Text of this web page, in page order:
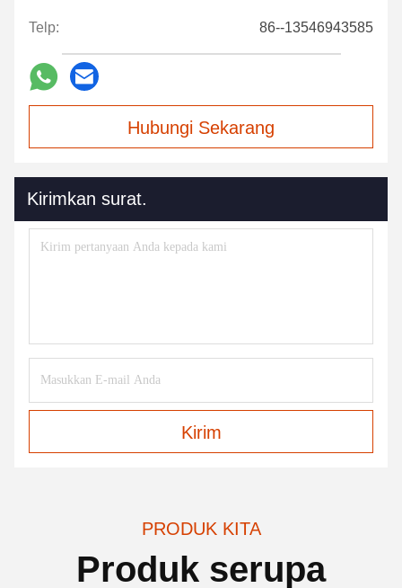
Telp: 86--13546943585
Hubungi Sekarang
Kirimkan surat.
Kirim
PRODUK KITA
Produk serupa